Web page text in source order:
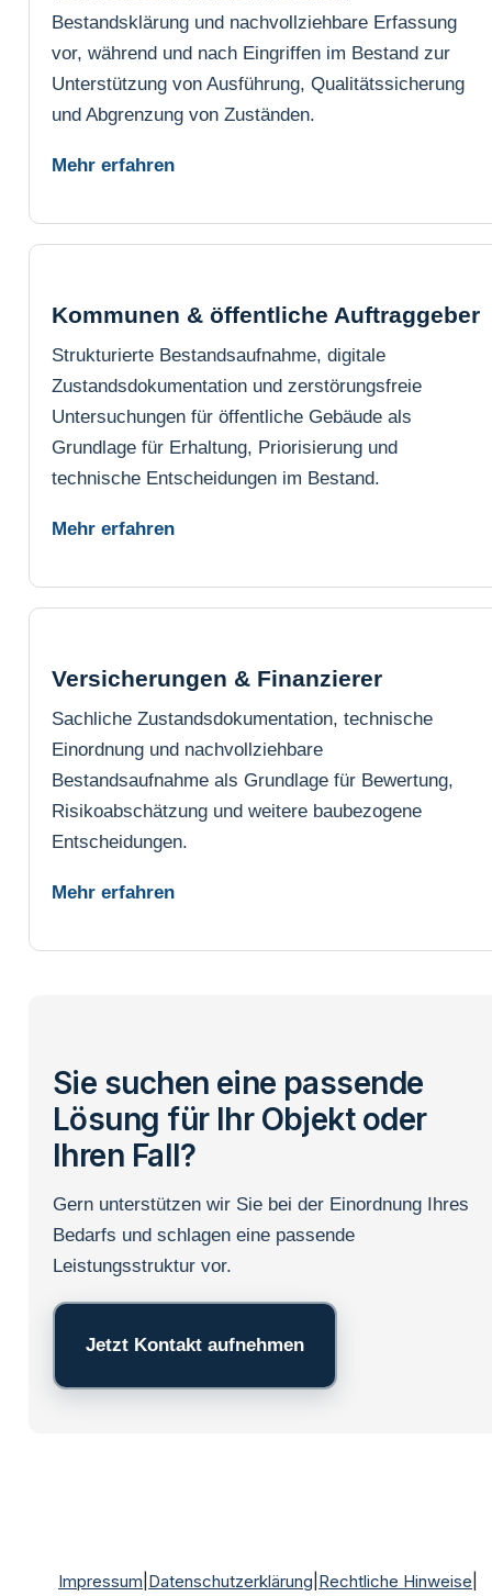
Bestandsklärung und nachvollziehbare Erfassung
vor, während und nach Eingriffen im Bestand zur
Unterstützung von Ausführung, Qualitätssicherung
und Abgrenzung von Zuständen.
Mehr erfahren
Kommunen & öffentliche Auftraggeber
Strukturierte Bestandsaufnahme, digitale
Zustandsdokumentation und zerstörungsfreie
Untersuchungen für öffentliche Gebäude als
Grundlage für Erhaltung, Priorisierung und
technische Entscheidungen im Bestand.
Mehr erfahren
Versicherungen & Finanzierer
Sachliche Zustandsdokumentation, technische
Einordnung und nachvollziehbare
Bestandsaufnahme als Grundlage für Bewertung,
Risikoabschätzung und weitere baubezogene
Entscheidungen.
Mehr erfahren
Sie suchen eine passende
Lösung für Ihr Objekt oder
Ihren Fall?
Gern unterstützen wir Sie bei der Einordnung Ihres
Bedarfs und schlagen eine passende
Leistungsstruktur vor.
Jetzt Kontakt aufnehmen
Impressum Datenschutzerklärung Rechtliche Hinweise